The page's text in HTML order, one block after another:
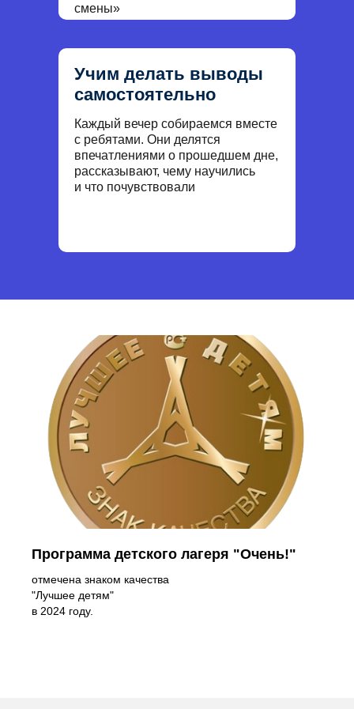
смены»
Каждый вечер собираемся вместе
с ребятами. Они делятся
впечатлениями о прошедшем дне,
рассказывают, чему научились
и что почувствовали
Учим делать выводы
самостоятельно
Программа детского лагеря "Очень!"
отмечена знаком качества
"Лучшее детям"
в 2024 году.